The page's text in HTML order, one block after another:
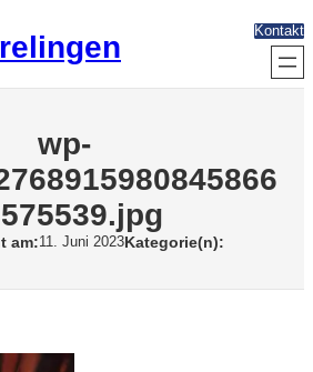
Kontakt
wp-
am:11. Juni 2023Kategorie(n):